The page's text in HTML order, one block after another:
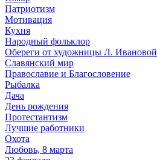
Патриотизм
Мотивация
Кухня
Народный фольклор
Обереги от художницы Л. Ивановой
Славянский мир
Православие и Благословение
Рыбалка
Дача
День рождения
Протестантизм
Лучшие работники
Охота
Любовь, 8 марта